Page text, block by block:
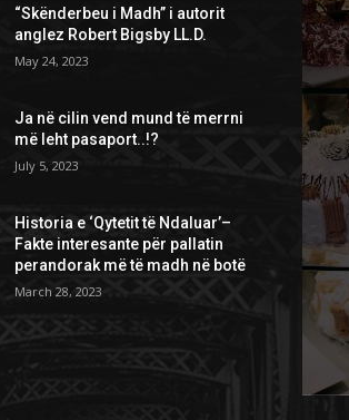
“Skënderbeu i Madh” i autorit
anglez Robert Bigsby LL.D.
May 24, 2023
Ja në cilin vend mund të merrni
më leht pasaport..!?
July 5, 2023
Historia e ‘Qytetit të Ndaluar’–
Fakte interesante për pallatin
perandorak më të madh në botë
March 28, 2023